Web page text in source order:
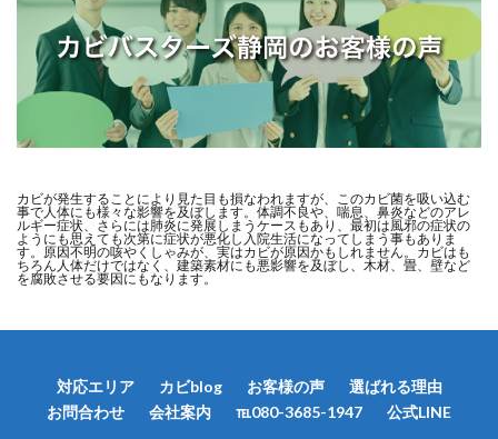
カビが発生することにより見た目も損なわれますが、このカビ菌を吸い込む
事で人体にも様々な影響を及ぼします。体調不良や、喘息、鼻炎などのアレ
ルギー症状、さらには肺炎に発展しまうケースもあり、最初は風邪の症状の
ようにも思えても次第に症状が悪化し入院生活になってしまう事もありま
す。原因不明の咳やくしゃみが、実はカビが原因かもしれません。カビはも
ちろん人体だけではなく、建築素材にも悪影響を及ぼし、木材、畳、壁など
を腐敗させる要因にもなります。
対応エリア カビblog お客様の声
選ばれる理由
お問合わせ
会社案内 ℡080-3685-1947 公式LINE